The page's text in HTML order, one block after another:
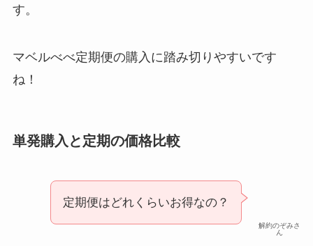
す。
マベルべべ定期便の購入に踏み切りやすいです
ね！
単発購入と定期の価格比較
解約のぞみさ
ん
定期便はどれくらいお得なの？